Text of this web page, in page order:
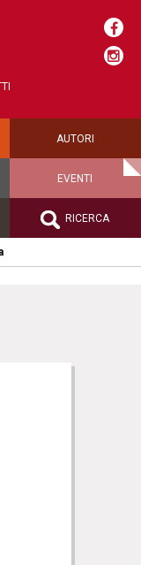
AUTORI
EVENTI
RICERCA